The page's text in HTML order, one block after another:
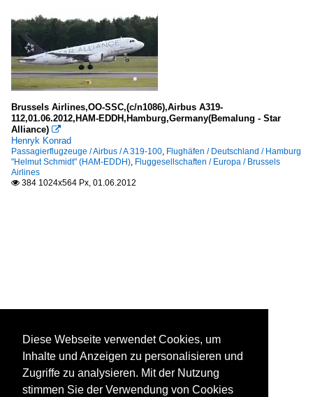
Brussels Airlines,OO-SSC,(c/n1086),Airbus A319-
112,01.06.2012,HAM-EDDH,Hamburg,Germany(Bemalung - Star
Alliance) 
Henryk Konrad
Passagierflugzeuge / Airbus / A 319-100, Flughäfen / Deutschland / Hamburg
"Helmut Schmidt" (HAM-EDDH), Fluggesellschaften / Europa / Brussels
Airlines
 384 1024x564 Px, 01.06.2012
Diese Webseite verwendet Cookies, um
Inhalte und Anzeigen zu personalisieren und
Zugriffe zu analysieren. Mit der Nutzung
stimmen Sie der Verwendung von Cookies